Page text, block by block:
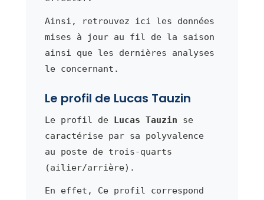
Ainsi, retrouvez ici les données
mises à jour au fil de la saison
ainsi que les dernières analyses
le concernant.
Le profil de Lucas Tauzin
Le profil de Lucas Tauzin se
caractérise par sa polyvalence
au poste de trois-quarts
(ailier/arrière).
En effet, Ce profil correspond